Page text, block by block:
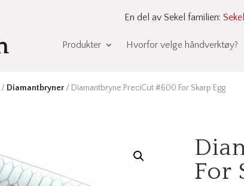
En del av Sekel familien:
Produkter Hvorfor velge håndverktøy?
/ Diamantbryner / Diamantbryne PreciCut #600 For Skarp Egg
For